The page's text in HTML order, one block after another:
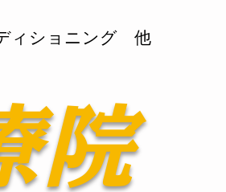
ィショニング 他
院